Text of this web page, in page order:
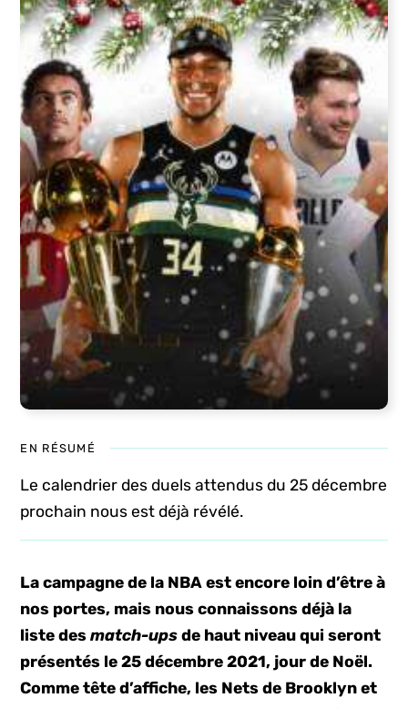
EN RÉSUMÉ
Le calendrier des duels attendus du 25 décembre
prochain nous est déjà révélé.
La campagne de la NBA est encore loin d’être à
nos portes, mais nous connaissons déjà la
liste desmatch-ups de haut niveau qui seront
présentés le 25 décembre 2021, jour de Noël.
Comme tête d’affiche, les Nets de Brooklyn et